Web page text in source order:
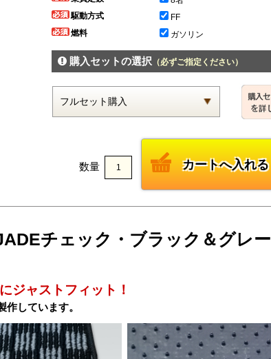
駆動方式
FF
燃料
ガソリン
購入セットの選択（必ずご指定ください）
数量
チェック・ブラック＆グレ
ジャストフィット！
しています。